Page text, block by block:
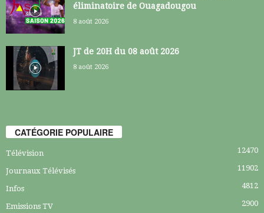
éliminatoire de Ouagadougou
8 août 2026
JT de 20H du 08 août 2026
8 août 2026
CATÉGORIE POPULAIRE
Télévision 12470
Journaux Télévisés 11902
Infos 4812
Emissions TV 2900